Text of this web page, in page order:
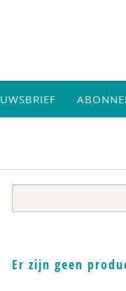
Er zijn geen